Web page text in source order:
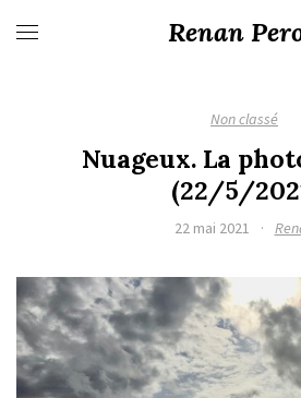
Renan
Non classé
Nuageux. La
(22/5/
22 mai 2021 ·